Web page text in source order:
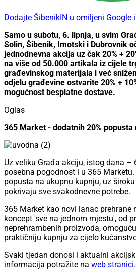
Dodajte ŠibenikIN u omiljeni Google
Samo u subotu, 6. lipnja, u svim
Solin, Šibenik, Imotski i Dubrovnik
jednodnevna akcija uz čak 20% +
na više od 50.000 artikala iz cijele
građevinskog materijala i već
odjelu građevine ostvarite 20% +
mogućnost besplatne dostave.
Oglas
365 Market - dodatnih 20%
Uz veliku Građa akciju, istog dana –
posebna pogodnost i u 365
popusta na ukupnu kupnju, uz
pokrivaju sve svakodnevne potrebe.
365 Market kao novi lanac prehrane
koncept 'sve na jednom mjestu', od
neprehrambenih proizvoda,
praktičniju kupnju za cijelo
Svaki tjedan donosi i aktualni
informacija potražite na web stranici.